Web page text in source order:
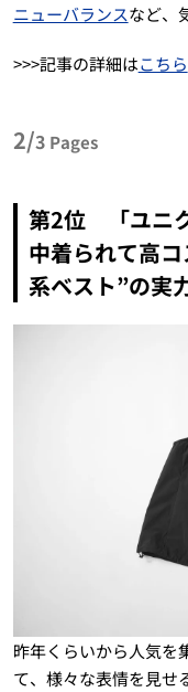
ニューバランスなど、
>>>記事の詳細はこちら
2/3 Pages
第2位 「ユニ
中着られて高
系ベスト”の実
昨年くらいから人気を
て、様々な表情を見せ